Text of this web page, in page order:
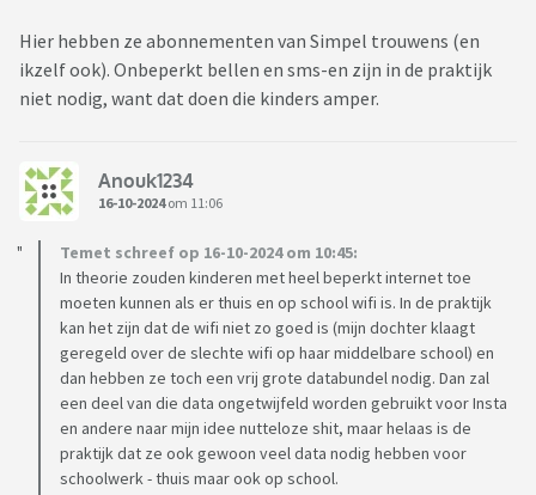
Hier hebben ze abonnementen van Simpel trouwens (en
ikzelf ook). Onbeperkt bellen en sms-en zijn in de praktijk
niet nodig, want dat doen die kinders amper.
Anouk1234
16-10-2024om 11:06
Temet schreef op 16-10-2024 om 10:45:
In theorie zouden kinderen met heel beperkt internet toe
moeten kunnen als er thuis en op school wifi is. In de praktijk
kan het zijn dat de wifi niet zo goed is (mijn dochter klaagt
geregeld over de slechte wifi op haar middelbare school) en
dan hebben ze toch een vrij grote databundel nodig. Dan zal
een deel van die data ongetwijfeld worden gebruikt voor Insta
en andere naar mijn idee nutteloze shit, maar helaas is de
praktijk dat ze ook gewoon veel data nodig hebben voor
schoolwerk - thuis maar ook op school.